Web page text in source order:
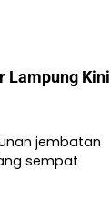
Lampung Kini
jembatan
sempat